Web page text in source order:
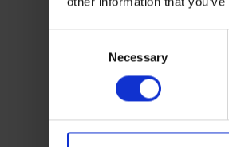
Necessary